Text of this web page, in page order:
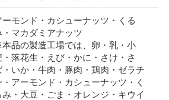
ーモンド・カシューナッツ・くる
・マカダミアナッツ
品の製造工場では、卵・乳・小
・落花生・えび・かに・さけ・さ
・いか・牛肉・豚肉・鶏肉・ゼラチ
・アーモンド・カシューナッツ・く
み・大豆・ごま・オレンジ・キウイ